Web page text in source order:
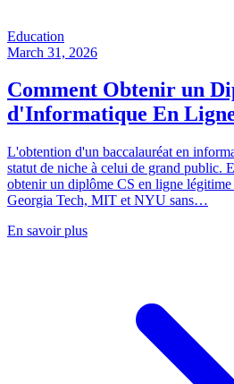
Education
March 31, 2026
Comment Obtenir un
d'Informatique En
L'obtention d'un baccalauréat en
statut de niche à celui de grand public.
obtenir un diplôme CS en ligne
Georgia Tech, MIT et NYU sans…
En savoir plus